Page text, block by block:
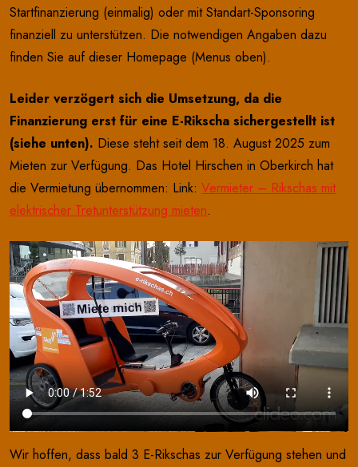
Startfinanzierung (einmalig) oder mit Standart-Sponsoring
finanziell zu unterstützen. Die notwendigen Angaben dazu
finden Sie auf dieser Homepage (Menus oben).
Leider verzögert sich die Umsetzung, da die
Finanzierung erst für eine E-Rikscha sichergestellt ist
(siehe unten). Diese steht seit dem 18. August 2025 zum
Mieten zur Verfügung. Das Hotel Hirschen in Oberkirch hat
die Vermietung übernommen: Link: Vermieter – Rikschas mit
elektrischer Tretunterstützung mieten.
Wir hoffen, dass bald 3 E-Rikschas zur Verfügung stehen und